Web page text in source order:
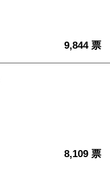
9,844 票
8,109 票